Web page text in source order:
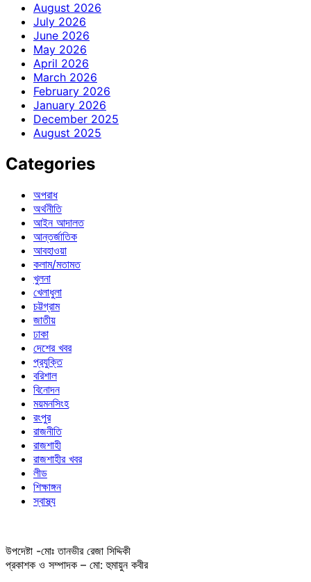
August 2026
July 2026
June 2026
May 2026
April 2026
March 2026
February 2026
January 2026
December 2025
August 2025
Categories
অপরাধ
অর্থনীতি
আইন আদালত
আন্তর্জাতিক
আবহাওয়া
কলাম/মতামত
খুলনা
খেলাধুলা
চট্টগ্রাম
জাতীয়
ঢাকা
দেশের খবর
প্রযুক্তি
বরিশাল
বিনোদন
ময়মনসিংহ
রংপুর
রাজনীতি
রাজশাহী
রাজশাহীর খবর
লীড
শিক্ষাঙ্গন
স্বাস্থ্য
উপদেষ্টা -মোঃ তানভীর রেজা সিদ্দিকী
প্রকাশক ও সম্পাদক – মো: হুমায়ুন কবীর